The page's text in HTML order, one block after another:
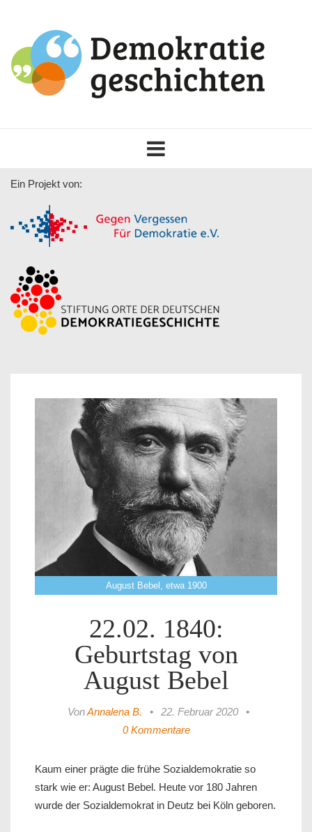
navigation
Ein Projekt von:
August Bebel, etwa 1900
22.02. 1840:
Geburtstag von
August Bebel
VonAnnalena B. • 22. Februar 2020
•
0 Kommentare
Kaum einer prägte die frühe Sozialdemokratie so
stark wie er: August Bebel. Heute vor 180 Jahren
wurde der Sozialdemokrat in Deutz bei Köln geboren.